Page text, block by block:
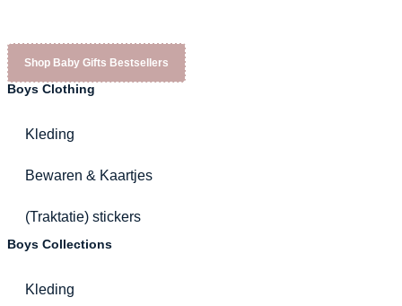
Shop Baby Gifts Bestsellers
Boys Clothing
Kleding
Bewaren & Kaartjes
(Traktatie) stickers
Boys Collections
Kleding